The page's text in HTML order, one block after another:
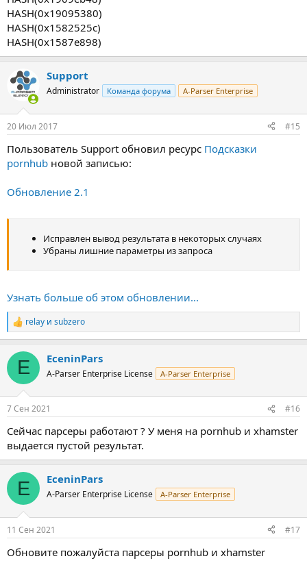
HASH(0x19095380)
HASH(0x1582525c)
HASH(0x1587e898)
Support
Administrator Команда форума A-Parser Enterprise
20 Июл 2017 #15
Пользователь Support обновил ресурс Подсказки
pornhub новой записью:
Обновление 2.1
Исправлен вывод результата в некоторых случаях
Убраны лишние параметры из запроса
Узнать больше об этом обновлении...
Р
е
к
и
relay и subzero
E EceninPars
A-Parser Enterprise License A-Parser Enterprise
7 Сен 2021 #16
Сейчас парсеры работают ? У меня на pornhub и xhamster
выдается пустой результат.
E EceninPars
A-Parser Enterprise License A-Parser Enterprise
11 Сен 2021 #17
Обновите пожалуйста парсеры pornhub и xhamster